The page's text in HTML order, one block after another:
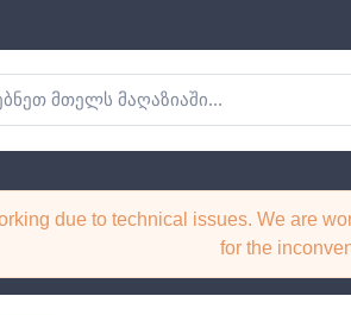
due to technical issues. We are
for the
თამაში